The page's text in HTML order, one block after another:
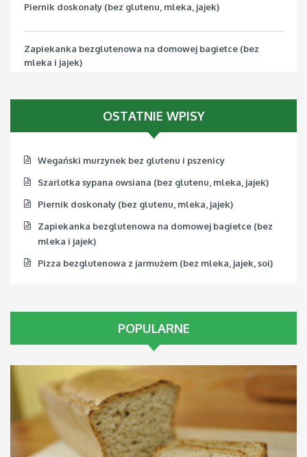
Piernik doskonały (bez glutenu, mleka, jajek)
Zapiekanka bezglutenowa na domowej bagietce (bez
mleka i jajek)
OSTATNIE WPISY
Wegański murzynek bez glutenu i pszenicy
Szarlotka sypana owsiana (bez glutenu, mleka, jajek)
Piernik doskonały (bez glutenu, mleka, jajek)
Zapiekanka bezglutenowa na domowej bagietce (bez
mleka i jajek)
Pizza bezglutenowa z jarmużem (bez mleka, jajek, soi)
POPULARNE